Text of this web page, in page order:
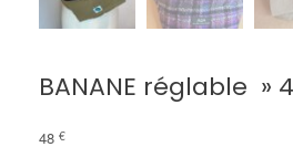
BANANE réglable »
48 €